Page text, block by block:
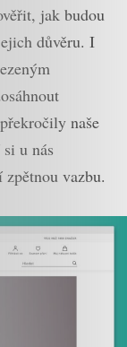
jak budou
důvěru. I
naše
u nás
vazbu.